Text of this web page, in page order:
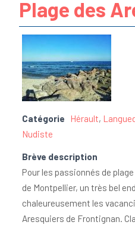
Plage des
Catégorie Hérault,
Nudiste
Brève description
Pour les passionnés de
de Montpellier, un très bel
chaleureusement les
Aresquiers de Frontignan.